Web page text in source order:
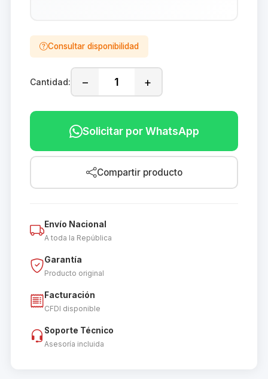
Consultar disponibilidad
Cantidad: − +
Solicitar por WhatsApp
Compartir producto
Envío Nacional
A toda la República
Garantía
Producto original
Facturación
CFDI disponible
Soporte Técnico
Asesoría incluida